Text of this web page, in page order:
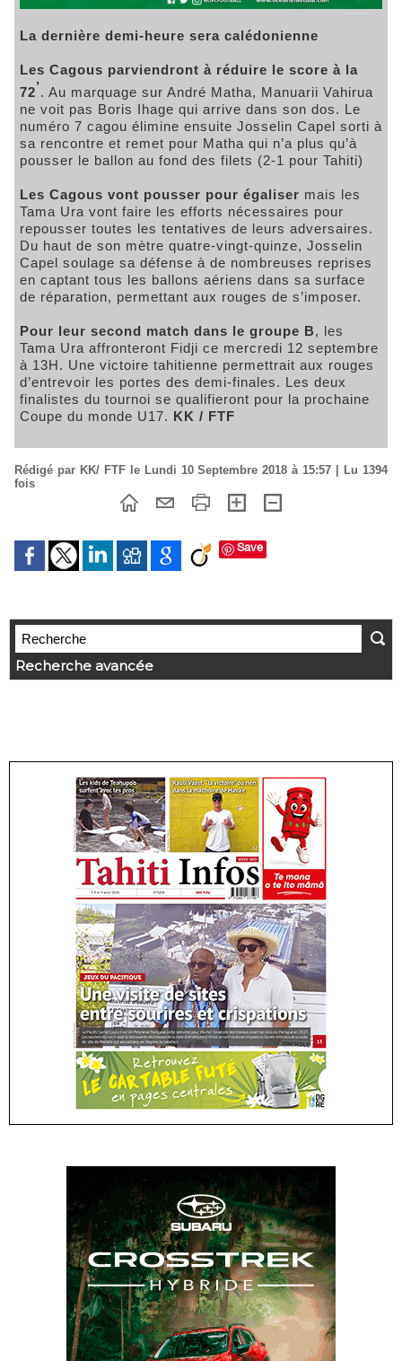
La dernière demi-heure sera calédonienne
Les Cagous parviendront à réduire le score à la
72’. Au marquage sur André Matha, Manuarii Vahirua
ne voit pas Boris Ihage qui arrive dans son dos. Le
numéro 7 cagou élimine ensuite Josselin Capel sorti à
sa rencontre et remet pour Matha qui n’a plus qu’à
pousser le ballon au fond des filets (2-1 pour Tahiti)
Les Cagous vont pousser pour égaliser mais les
Tama Ura vont faire les efforts nécessaires pour
repousser toutes les tentatives de leurs adversaires.
Du haut de son mètre quatre-vingt-quinze, Josselin
Capel soulage sa défense à de nombreuses reprises
en captant tous les ballons aériens dans sa surface
de réparation, permettant aux rouges de s’imposer.
Pour leur second match dans le groupe B, les
Tama Ura affronteront Fidji ce mercredi 12 septembre
à 13H. Une victoire tahitienne permettrait aux rouges
d’entrevoir les portes des demi-finales. Les deux
finalistes du tournoi se qualifieront pour la prochaine
Coupe du monde U17. KK / FTF
Rédigé par KK/ FTF le Lundi 10 Septembre 2018 à 15:57 | Lu 1394
fois
Save
Recherche avancée